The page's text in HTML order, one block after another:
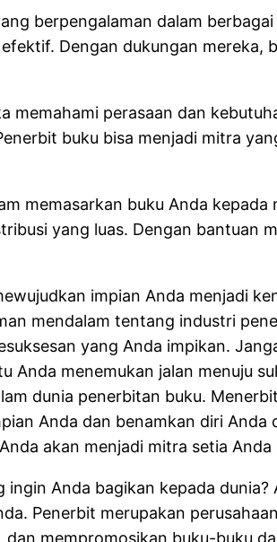
berpengalaman dalam
Dengan dukungan mereka,
perasaan dan
buku bisa menjadi mitra
memasarkan buku Anda
yang luas. Dengan bantuan
impian Anda menjadi
mendalam tentang industri
yang Anda impikan.
menemukan jalan menuju
dunia penerbitan buku.
Anda dan benamkan diri
akan menjadi mitra setia Anda
Anda bagikan kepada
Penerbit merupakan
mempromosikan buku-buku